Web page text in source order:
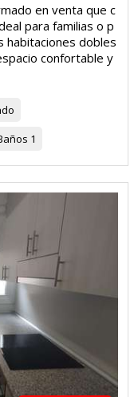
en venta que c
para familias o p
habitaciones dobles
confortable y
1